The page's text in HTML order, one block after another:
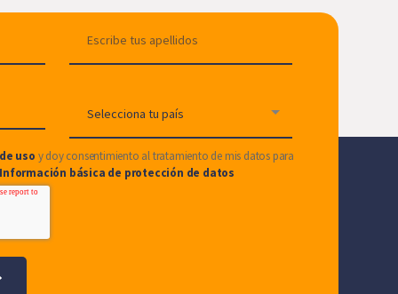
uso y doy consentimiento al tratamiento de mis datos para
Información básica de protección de datos